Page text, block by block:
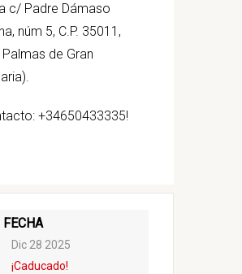
c/ Padre Dámaso
núm 5, C.P. 35011,
Palmas de Gran
+34650433335!
FECHA
Dic 28 2025
¡Caducado!